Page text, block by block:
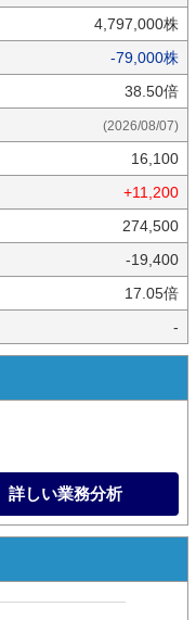
4,797,000株
-79,000株
38.50倍
(2026/08/07)
16,100
+11,200
274,500
-19,400
17.05倍
-
詳しい業務分析